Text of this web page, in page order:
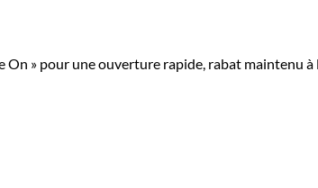
On » pour une ouverture rapide, rabat maintenu